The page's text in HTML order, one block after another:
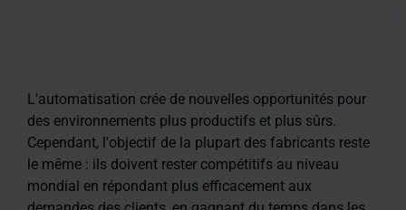
L'automatisation crée de nouvelles opportunités pour
des environnements plus productifs et plus sûrs.
Cependant, l'objectif de la plupart des fabricants reste
le même : ils doivent rester compétitifs au niveau
mondial en répondant plus efficacement aux